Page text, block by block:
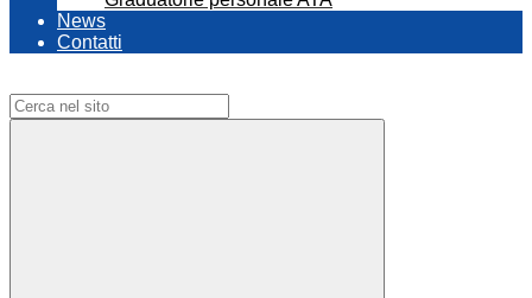
News
Contatti